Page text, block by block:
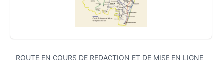
ROUTE EN COURS DE REDACTION ET DE MISE EN LIGNE